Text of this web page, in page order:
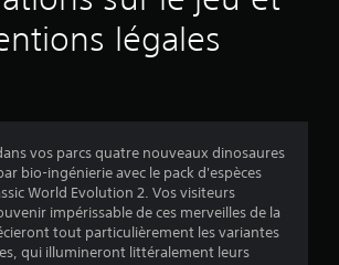
4
légales
vos parcs quatre nouveaux dinosaures
bio-ingénierie avec le pack d'espèces
World Evolution 2. Vos visiteurs
impérissable de ces merveilles de la
tout particulièrement les variantes
qui illumineront littéralement leurs